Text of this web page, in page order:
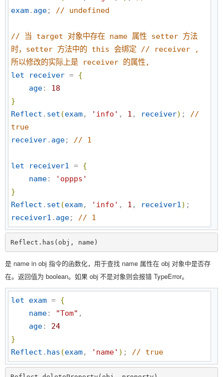
exam. age; // undefined
// 当 target 对象中存在 name 属性 setter 方法
时，setter 方法中的 this 会绑定 // receiver ,
所以修改的实际上是 receiver 的属性,
let
receiver = {
age: 18
}
Reflect . set (exam, ' info ' , 1 , receiver) ; //
true
receiver. age; // 1
let receiver1 = {
name: ' oppps '
}
Reflect . set (exam, ' info ' , 1 , receiver1)
receiver1 . age; // 1
Reflect.has(obj, name)
是 name in obj 指令的函数化，用于查找 name 属性在 obj 对象中是否存
在。返回值为 boolean。如果 obj 不是对象则会报错 TypeError。
let exam = {
name: "Tom" ,
age: 24
}
Reflect . has (exam, ' name' ) ; // true